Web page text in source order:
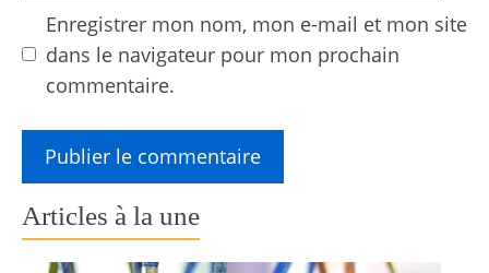
Enregistrer mon nom, mon e-mail et mon site
dans le navigateur pour mon prochain
commentaire.
Articles à la une